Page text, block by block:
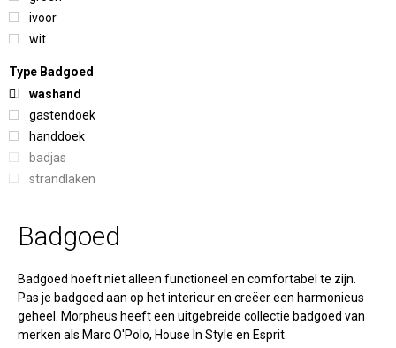
Badgoed
Badgoed hoeft niet alleen functioneel en comfortabel te zijn.
Pas je badgoed aan op het interieur en creëer een harmonieus
geheel. Morpheus heeft een uitgebreide collectie badgoed van
merken als Marc O'Polo, House In Style en Esprit.
ivoor
wit
Type Badgoed
washand
gastendoek
handdoek
badjas
strandlaken